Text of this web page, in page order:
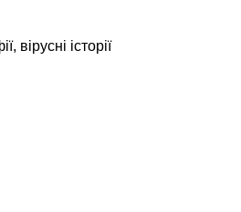
вірусні історії